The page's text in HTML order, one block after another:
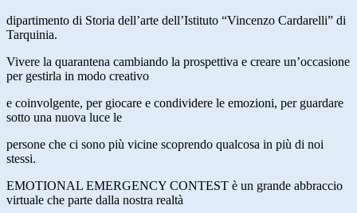
dipartimento di Storia dell’arte dell’Istituto “Vincenzo Cardarelli” di
Tarquinia.
Vivere la quarantena cambiando la prospettiva e creare un’occasione
per gestirla in modo creativo
e coinvolgente, per giocare e condividere le emozioni, per guardare
sotto una nuova luce le
persone che ci sono più vicine scoprendo qualcosa in più di noi
stessi.
EMOTIONAL EMERGENCY CONTEST è un grande abbraccio
virtuale che parte dalla nostra realtà